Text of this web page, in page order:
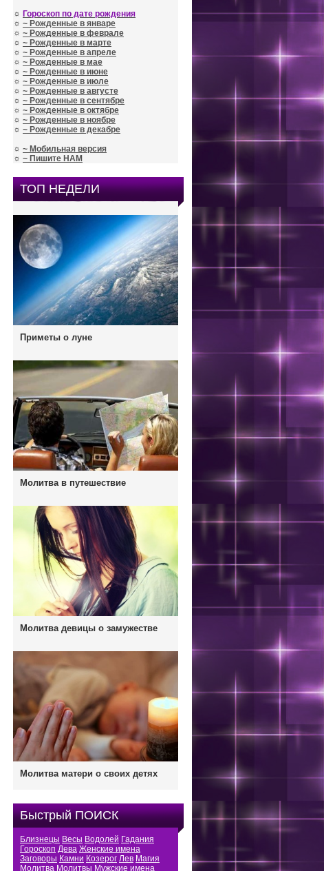
☼ Гороскоп по дате рождения
☼ ~ Рожденные в январе
☼ ~ Рожденные в феврале
☼ ~ Рожденные в марте
☼ ~ Рожденные в апреле
☼ ~ Рожденные в мае
☼ ~ Рожденные в июне
☼ ~ Рожденные в июле
☼ ~ Рожденные в августе
☼ ~ Рожденные в сентябре
☼ ~ Рожденные в октябре
☼ ~ Рожденные в ноябре
☼ ~ Рожденные в декабре
☼ ~ Мобильная версия
☼ ~ Пишите НАМ
ТОП НЕДЕЛИ
Приметы о луне
Молитва в путешествие
Молитва девицы о замужестве
Молитва матери о своих детях
Быстрый ПОИСК
Близнецы Весы Водолей Гадания
Гороскоп Дева Женские имена
Заговоры Камни Козерог Лев Магия
Молитва Молитвы Мужские имена